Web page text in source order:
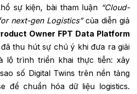
sự kiện, bài tham luận “Cloud-
next-gen Logistics”của diễn giả
Owner FPT Data Platform
đã thu hút sự chú ý khi đưa ra giải
lộ trình triển khai thực tiễn: xây
số Digital Twins trên nền tảng
để chuẩn hóa dữ liệu logistics.